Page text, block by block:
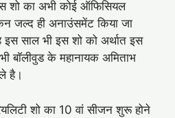
शो का अभी कोई ऑफिसियल
जल्द ही अनाउंसमेंट किया जा
साल भी इस शो को अर्थात इस
बाॅलीवुड के महानायक अमिताभ
है।
शो का 10 वां सीजन शुरू होने